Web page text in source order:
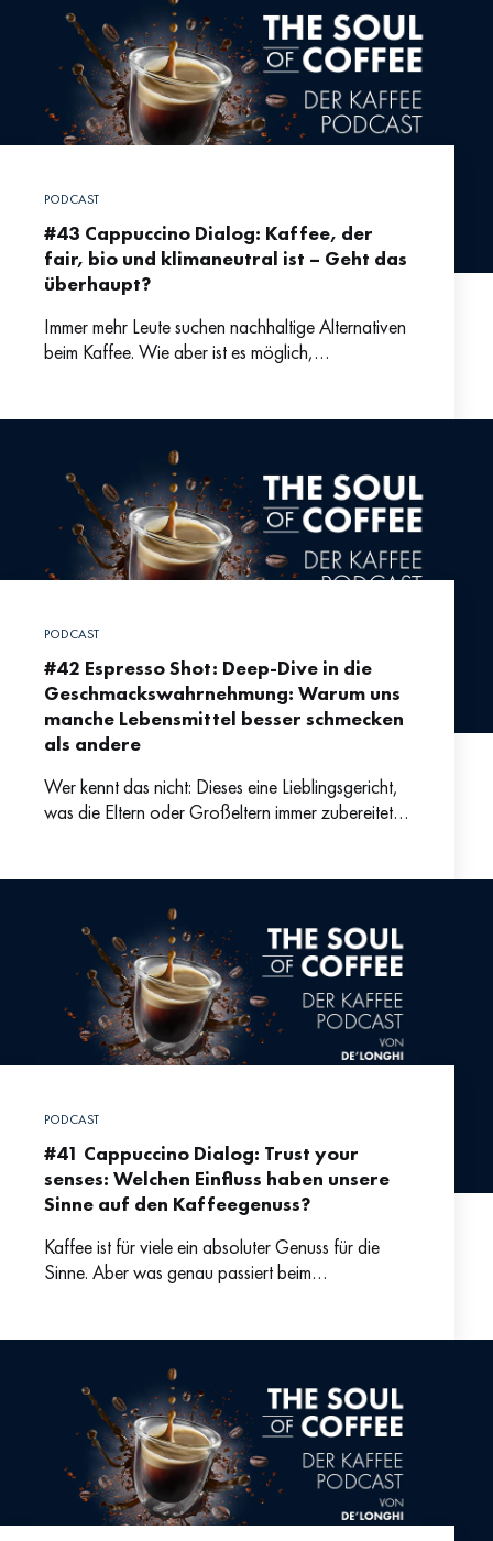
PODCAST
#43 Cappuccino Dialog: Kaffee, der
fair, bio und klimaneutral ist – Geht das
überhaupt?
Immer mehr Leute suchen nachhaltige Alternativen
beim Kaffee. Wie aber ist es möglich,
PODCAST
#42 Espresso Shot: Deep-Dive in die
Geschmackswahrnehmung: Warum uns
manche Lebensmittel besser schmecken
als andere
Wer kennt das nicht: Dieses eine Lieblingsgericht,
was die Eltern oder Großeltern immer zubereitet
PODCAST
#41 Cappuccino Dialog: Trust your
senses: Welchen Einfluss haben unsere
Sinne auf den Kaffeegenuss?
Kaffee ist für viele ein absoluter Genuss für die
Sinne. Aber was genau passiert beim